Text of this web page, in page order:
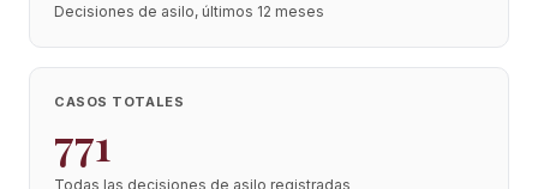
Decisiones de asilo, últimos 12 meses
CASOS TOTALES
771
Todas las decisiones de asilo registradas